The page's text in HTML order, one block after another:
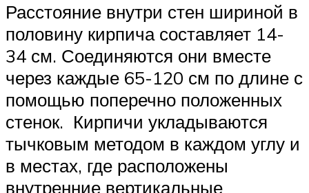
Расстояние внутри стен шириной в
половину кирпича составляет 14-
34 см. Соединяются они вместе
через каждые 65-120 см по длине с
помощью поперечно положенных
стенок. Кирпичи укладываются
тычковым методом в каждом углу и
в местах, где расположены
внутренние вертикальные